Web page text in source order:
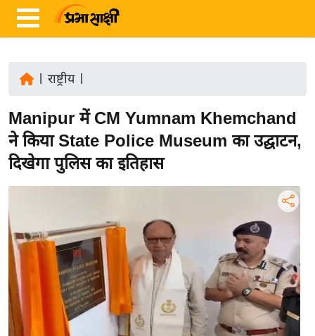
ज़ा
ख
ब
र
य
अं
त
र्रा
ष्ट्री
राष्ट्रीय|
Manipur में CM Yumnam Khemchand
ने किया State Police Museum का उद्घाटन,
दिखेगा पुलिस का इतिहास